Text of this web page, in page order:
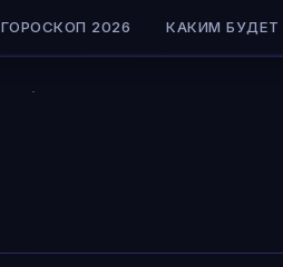
ГОРОСКОП 2026 КАКИМ БУДЕТ